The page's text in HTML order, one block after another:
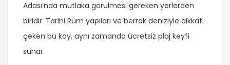
Adası’nda mutlaka görülmesi gereken yerlerden
biridir. Tarihi Rum yapıları ve berrak deniziyle dikkat
çeken bu köy, aynı zamanda ücretsiz plaj keyfi
sunar.